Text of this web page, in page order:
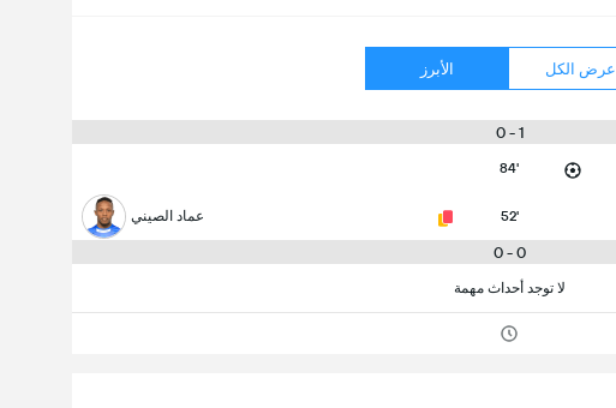
عرض الكل الأبرز
1 - 0
84'
52' عماد الصيني
0 - 0
لا توجد أحداث مهمة